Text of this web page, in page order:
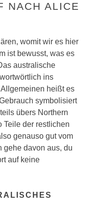
NACH ALICE
womit wir es hier
ist bewusst, was es
australische
ins
heißt es
symbolisiert
übers Northern
Teile der restlichen
genauso gut vom
gehe davon aus, du
auf keine